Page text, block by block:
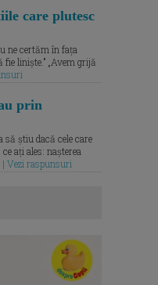
care plutesc
ne certăm în fața
fie liniște.” „Avem grijă
prin
știu dacă cele care
ați ales: nașterea
| Vezi raspunsuri